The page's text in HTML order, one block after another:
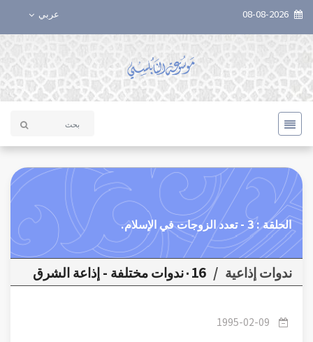
عربي
الحلقة : 3 - تعدد الزوجات في الإسلام.
ندوات إذاعية / ٠16ندوات مختلفة - إذاعة الشرق
1995-02-09